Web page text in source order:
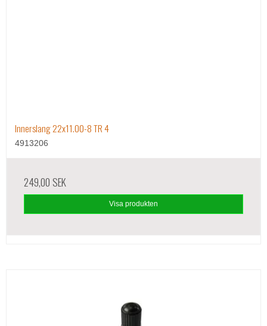
Innerslang 22x11.00-8 TR 4
4913206
249,00 SEK
Visa produkten